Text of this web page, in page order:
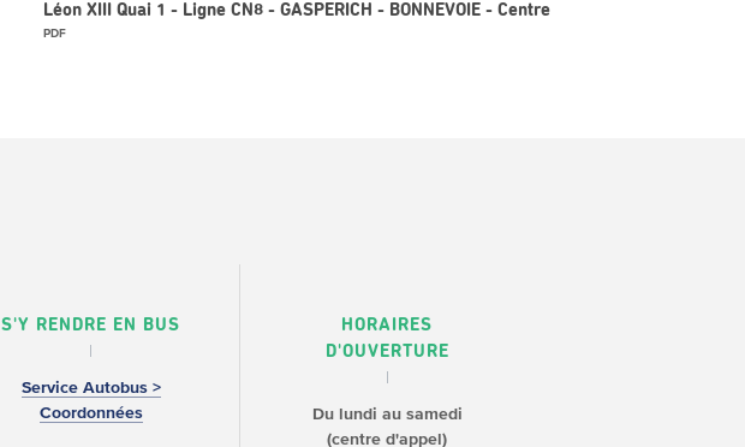
Léon XIII Quai 1 - Ligne CN8 - GASPERICH - BONNEVOIE - Centre
PDF
S'Y RENDRE EN BUS
Service Autobus >
Coordonnées
HORAIRES
D'OUVERTURE
Du lundi au samedi
(centre d'appel)